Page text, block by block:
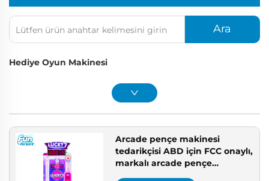
Ara
Hediye Oyun Makinesi
Arcade pençe makinesi
tedarikçisi ABD için FCC onaylı,
markalı arcade pençe